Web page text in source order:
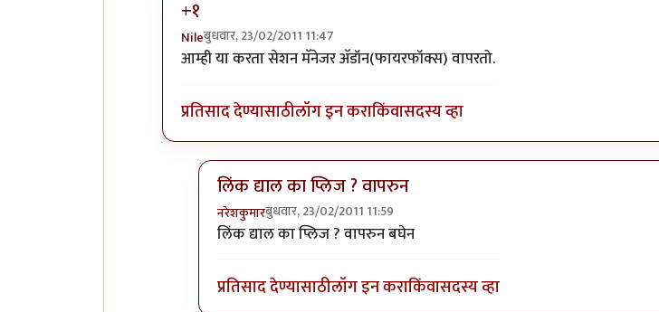
+१
Nileबुधवार, 23/02/2011 11:47
In reply toअर्धवट राहिलेले लेखनbyचिंतातुर जंतू
आम्ही या करता सेशन मॅनेजर अ‍ॅडॉन(फायरफॉक्स) वापरतो.
प्रतिसाद देण्यासाठीलॉग इन कराकिंवासदस्य व्हा
लिंक द्याल का प्लिज ? वापरुन
नरेशकुमारबुधवार, 23/02/2011 11:59
In reply to+१byNile
लिंक द्याल का प्लिज ? वापरुन बघेन
प्रतिसाद देण्यासाठीलॉग इन कराकिंवासदस्य व्हा